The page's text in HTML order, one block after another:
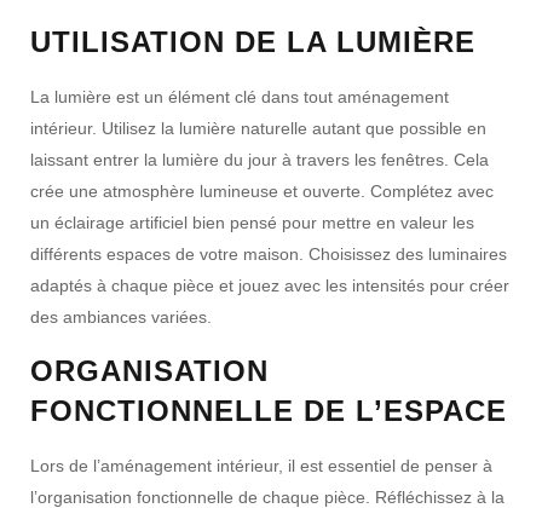
UTILISATION DE LA LUMIÈRE
La lumière est un élément clé dans tout aménagement
intérieur. Utilisez la lumière naturelle autant que possible en
laissant entrer la lumière du jour à travers les fenêtres. Cela
crée une atmosphère lumineuse et ouverte. Complétez avec
un éclairage artificiel bien pensé pour mettre en valeur les
différents espaces de votre maison. Choisissez des luminaires
adaptés à chaque pièce et jouez avec les intensités pour créer
des ambiances variées.
ORGANISATION
FONCTIONNELLE DE L’ESPACE
Lors de l’aménagement intérieur, il est essentiel de penser à
l’organisation fonctionnelle de chaque pièce. Réfléchissez à la